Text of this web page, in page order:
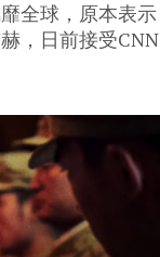
全球，原本表示
，日前接受CNN